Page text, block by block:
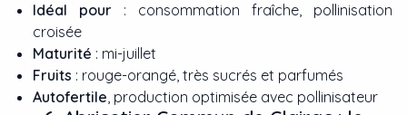
Idéal pour : consommation fraîche, pollinisation
croisée
Maturité : mi-juillet
Fruits : rouge-orangé, très sucrés et parfumés
Autofertile, production optimisée avec pollinisateur